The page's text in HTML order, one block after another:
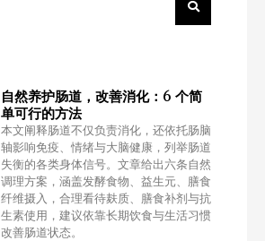
自然养护肠道，改善消化：6 个简
单可行的方法
本文阐释肠道不仅负责消化，还依托肠脑
轴影响免疫、情绪与大脑健康，列举肠道
失衡的各类身体信号。文章给出六条自然
调理方案，涵盖发酵食物、益生元、膳食
纤维摄入，合理看待麸质、膳食补剂与抗
生素使用，建议依靠长期饮食与生活习惯
改善肠道状态。